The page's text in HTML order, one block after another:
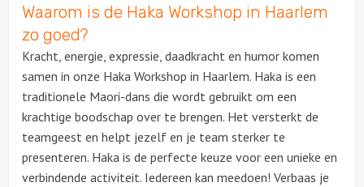
Waarom is de Haka Workshop in Haarlem
zo goed?
Kracht, energie, expressie, daadkracht en humor komen
samen in onze Haka Workshop in Haarlem. Haka is een
traditionele Maori-dans die wordt gebruikt om een
krachtige boodschap over te brengen. Het versterkt de
teamgeest en helpt jezelf en je team sterker te
presenteren. Haka is de perfecte keuze voor een unieke en
verbindende activiteit. Iedereen kan meedoen! Verbaas je